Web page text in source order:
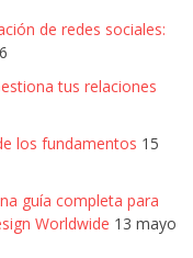
de redes sociales:
tus relaciones
los fundamentos 15
guía completa para
Worldwide 13 mayo